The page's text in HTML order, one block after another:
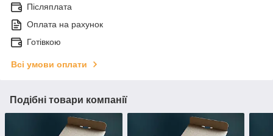
Післяплата
Оплата на рахунок
Готівкою
Всі умови оплати
Подібні товари компанії